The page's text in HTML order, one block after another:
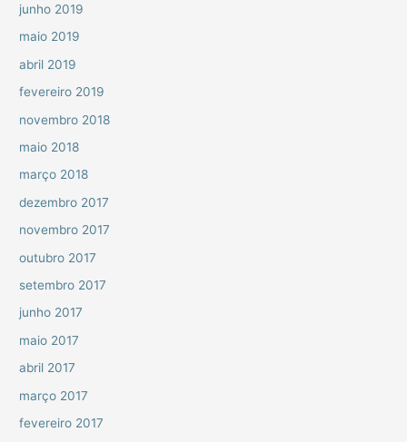
junho 2019
maio 2019
abril 2019
fevereiro 2019
novembro 2018
maio 2018
março 2018
dezembro 2017
novembro 2017
outubro 2017
setembro 2017
junho 2017
maio 2017
abril 2017
março 2017
fevereiro 2017